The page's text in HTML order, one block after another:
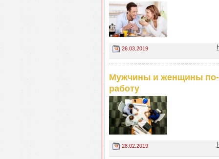
26.03.2019
Мужчины и женщины по-
работу
28.02.2019